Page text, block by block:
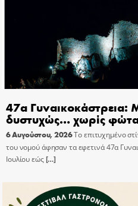
47α Γυναικοκάστρεια:
δυστυχώς… χωρίς
6 Αυγούστου, 2026Το επιτυχημένο
του νομού άφησαν τα εφετινά 47α
Ιουλίου εώς[…]